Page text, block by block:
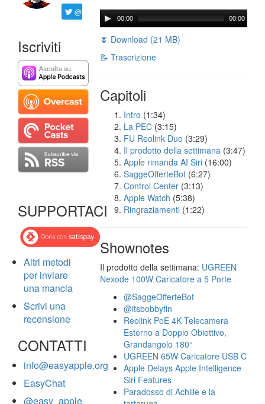
@ftrava
Iscriviti
SUPPORTACI
Altri metodi
per inviare
una mancia
Scrivi una
recensione
CONTATTI
info@easyapple.org
EasyChat
@easy_apple
00:00 00:00
⏬ Download (21 MB)
📝 Trascrizione
Capitoli
Intro (1:34)
La PEC (3:15)
FU Reolink Duo (3:29)
Il prodotto della settimana (3:47)
Apple rimanda AI Siri (16:00)
SaggeOfferteBot (6:27)
Control Center (3:13)
Apple Watch (5:38)
Ringraziamenti (1:22)
Shownotes
Il prodotto della settimana: UGREEN
Nexode 100W Caricatore a 5 Porte
@SaggeOfferteBot
@itsbobbyfin
Reolink PoE 4K Telecamera
Esterno a Doppio Obiettivo,
Grandangolo 180°
UGREEN 65W Caricatore USB C
Apple Delays Apple Intelligence
Siri Features
Paradosso di Achille e la